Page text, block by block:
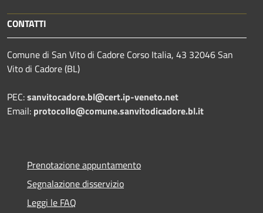
CONTATTI
Comune di San Vito di Cadore Corso Italia, 43 32046 San
Vito di Cadore (BL)
PEC:sanvitocadore.bl@cert.ip-veneto.net
Email: protocollo@comune.sanvitodicadore.bl.it
Prenotazione appuntamento
Segnalazione disservizio
Leggi le FAQ